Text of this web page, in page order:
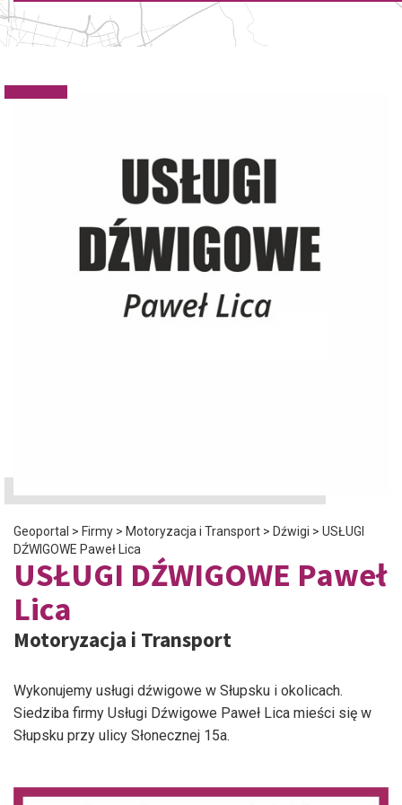
Geoportal > Firmy > Motoryzacja i Transport > Dźwigi > USŁUGI
DŹWIGOWE Paweł Lica
USŁUGI DŹWIGOWE Paweł
Lica
Motoryzacja i Transport
Wykonujemy usługi dźwigowe w Słupsku i okolicach.
Siedziba firmy Usługi Dźwigowe Paweł Lica mieści się w
Słupsku przy ulicy Słonecznej 15a.